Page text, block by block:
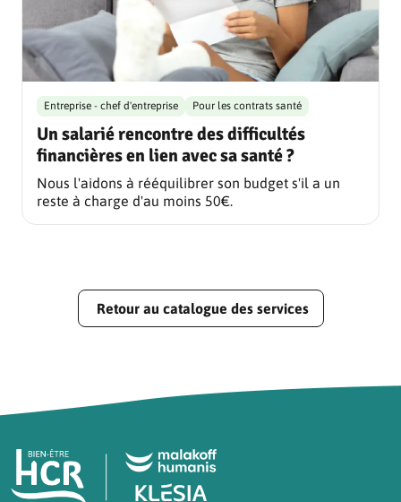
Un salarié rencontre des difficultés
financières en lien avec sa santé ?
Entreprise - chef d'entreprise Pour les contrats santé
Nous l'aidons à rééquilibrer son budget s'il a un
reste à charge d'au moins 50€.
Retour au catalogue des services
Pied de page HCR Bien-Être